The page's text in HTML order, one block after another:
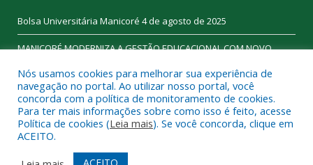
Bolsa Universitária Manicoré 4 de agosto de 2025
MANICORÉ MODERNIZA A GESTÃO EDUCACIONAL COM NOVO
Todos os direitos reservados a Prefeitura de Manicoré.
Mapa do Site Acessar Área Administrativa
Nós usamos cookies para melhorar sua experiência de
navegação no portal. Ao utilizar nosso portal, você
concorda com a política de monitoramento de cookies.
Para ter mais informações sobre como isso é feito, acesse
Política de cookies (Leia mais). Se você concorda, clique em
ACEITO.